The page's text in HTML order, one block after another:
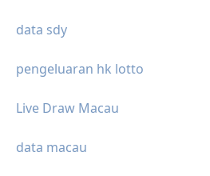
data sdy
pengeluaran hk lotto
Live Draw Macau
data macau